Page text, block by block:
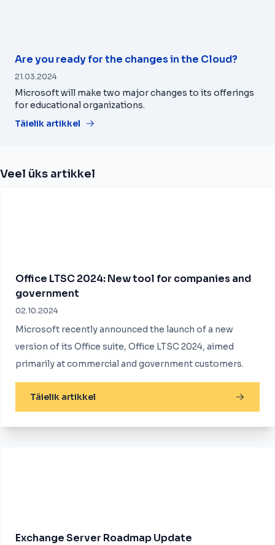
Are you ready for the changes in the Cloud?
21.03.2024
Microsoft will make two major changes to its offerings
for educational organizations.
Täielik artikkel
Veel üks artikkel
Office LTSC 2024: New tool for companies and
government
02.10.2024
Microsoft recently announced the launch of a new
version of its Office suite, Office LTSC 2024, aimed
primarily at commercial and government customers.
Täielik artikkel
Exchange Server Roadmap Update